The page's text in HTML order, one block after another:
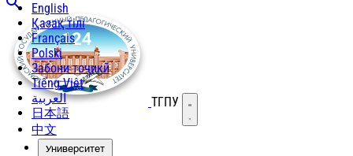
English
Қазақ тілі
Français
Polski
Забони тоҷикӣ
Tiếng Việt
العربية
日本語
中文
ТГПУ Открыть меню
Университет